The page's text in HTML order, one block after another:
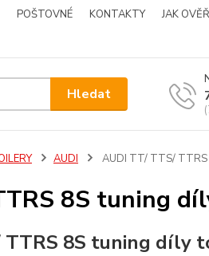
POŠTOVNÉ KONTAKTY
JAK
Hledat
AUDI AUDI TT/ TTS/ TTRS
8S tuning
8S tuning díly